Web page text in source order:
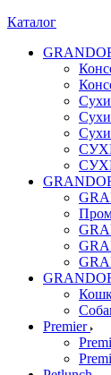
Каталог
Premier